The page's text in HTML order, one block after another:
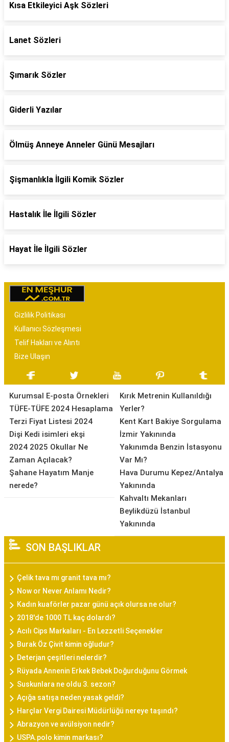
Kısa Etkileyici Aşk Sözleri
Lanet Sözleri
Şımarık Sözler
Giderli Yazılar
Ölmüş Anneye Anneler Günü Mesajları
Şişmanlıkla İlgili Komik Sözler
Hastalık İle İlgili Sözler
Hayat İle İlgili Sözler
Gizlilik Politikası
Kullanıcı Sözleşmesi
Telif Hakları ve Alıntı
Bize Ulaşın
Kurumsal E-posta Örnekleri
TÜFE-TÜFE 2024 Hesaplama
Terzi Fiyat Listesi 2024
Dişi Kedi isimleri ekşi
2024 2025 Okullar Ne
Zaman Açılacak?
Şahane Hayatım Manje
nerede?
Kırık Metrenin Kullanıldığı
Yerler?
Kent Kart Bakiye Sorgulama
İzmir Yakınında
Yakınımda Benzin İstasyonu
Var Mı?
Hava Durumu Kepez/Antalya
Yakınında
Kahvaltı Mekanları
Beylikdüzü İstanbul
Yakınında
SON BAŞLIKLAR
Çelik tava mı granit tava mı?
Now or Never Anlamı Nedir?
Kadın kuaförler pazar günü açık olursa ne olur?
2018'de 1000 TL kaç dolardı?
Acılı Cips Markaları - En Lezzetli Seçenekler
Burak Öz Çivit kimin oğludur?
Deterjan çeşitleri nelerdir?
Rüyada Annenin Erkek Bebek Doğurduğunu Görmek
Suskunlara ne oldu 3. sezon?
Açığa satışa neden yasak geldi?
Harçlar Vergi Dairesi Müdürlüğü nereye taşındı?
Abrazyon ve avülsiyon nedir?
USPA.polo kimin markası?